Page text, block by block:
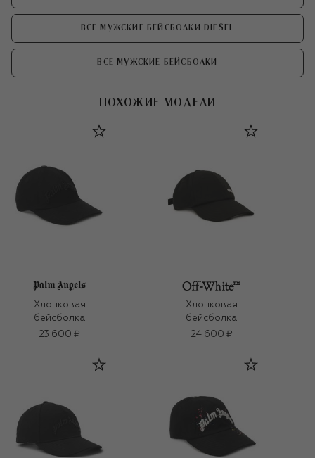
ВСЕ МУЖСКИЕ БЕЙСБОЛКИ DIESEL
ВСЕ МУЖСКИЕ БЕЙСБОЛКИ
ПОХОЖИЕ МОДЕЛИ
Хлопковая
бейсболка
23 600 ₽
Хлопковая
бейсболка
24 600 ₽